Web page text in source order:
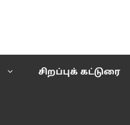
சிறப்புக் கட்டுரை